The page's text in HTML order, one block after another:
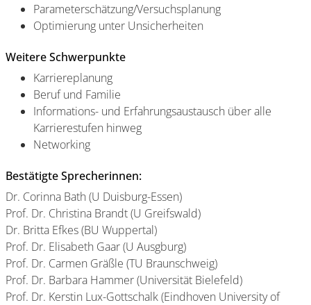
Parameterschätzung/Versuchsplanung
Optimierung unter Unsicherheiten
Weitere Schwerpunkte
Karriereplanung
Beruf und Familie
Informations- und Erfahrungsaustausch über alle
Karrierestufen hinweg
Networking
Bestätigte Sprecherinnen:
Dr. Corinna Bath (U Duisburg-Essen)
Prof. Dr. Christina Brandt (U Greifswald)
Dr. Britta Efkes (BU Wuppertal)
Prof. Dr. Elisabeth Gaar (U Ausgburg)
Prof. Dr. Carmen Gräßle (TU Braunschweig)
Prof. Dr. Barbara Hammer (Universität Bielefeld)
Prof. Dr. Kerstin Lux-Gottschalk (Eindhoven University of